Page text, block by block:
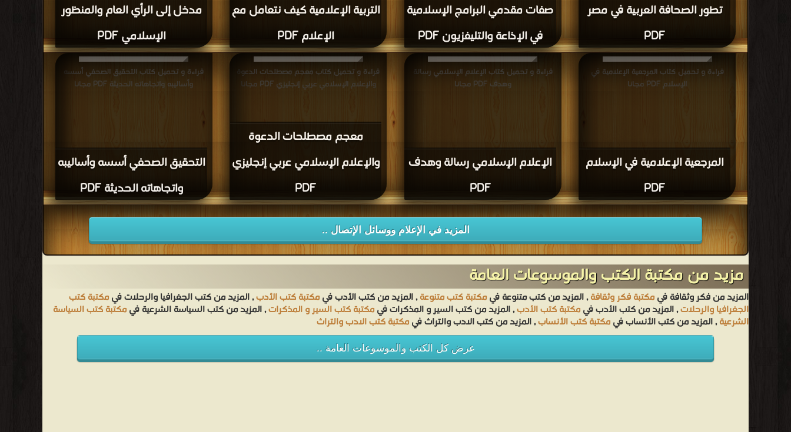
مدخل إلى الرأي العام والمنظور
الإسلامي PDF
التربية الإعلامية كيف نتعامل مع
الإعلام PDF
صفات مقدمي البرامج الإسلامية
في الإذاعة والتليفزيون PDF
تطور الصحافة العربية في مصر
PDF
التحقيق الصحفي أسسه وأساليبه
واتجاهاته الحديثة PDF
قراءة و تحميل كتاب التحقيق الصحفي أسسه
وأساليبه واتجاهاته الحديثة PDF مجانا
معجم مصطلحات الدعوة
والإعلام الإسلامي عربي إنجليزي
PDF
قراءة و تحميل كتاب معجم مصطلحات الدعوة
والإعلام الإسلامي عربي إنجليزي PDF مجانا
الإعلام الإسلامي رسالة وهدف
PDF
قراءة و تحميل كتاب الإعلام الإسلامي رسالة
وهدف PDF مجانا
المرجعية الإعلامية في الإسلام
PDF
قراءة و تحميل كتاب المرجعية الإعلامية في
الإسلام PDF مجانا
المزيد في الإعلام ووسائل الإتصال ..
مزيد من مكتبة الكتب والموسوعات العامة
المزيد من فكر وثقافة فيمكتبة فكر وثقافة, المزيد من كتب متنوعة فيمكتبة كتب متنوعة, المزيد من كتب الأدب فيمكتبة كتب الأدب, المزيد من كتب الجغرافيا والرحلات فيمكتبة كتب
الجغرافيا والرحلات, المزيد من كتب الأدب فيمكتبة كتب الأدب, المزيد من كتب السير و المذكرات فيمكتبة كتب السير و المذكرات, المزيد من كتب السياسة الشرعية فيمكتبة كتب السياسة
الشرعية, المزيد من كتب الأنساب فيمكتبة كتب الأنساب, المزيد من كتب الادب والتراث فيمكتبة كتب الادب والتراث
عرض كل الكتب والموسوعات العامة ..